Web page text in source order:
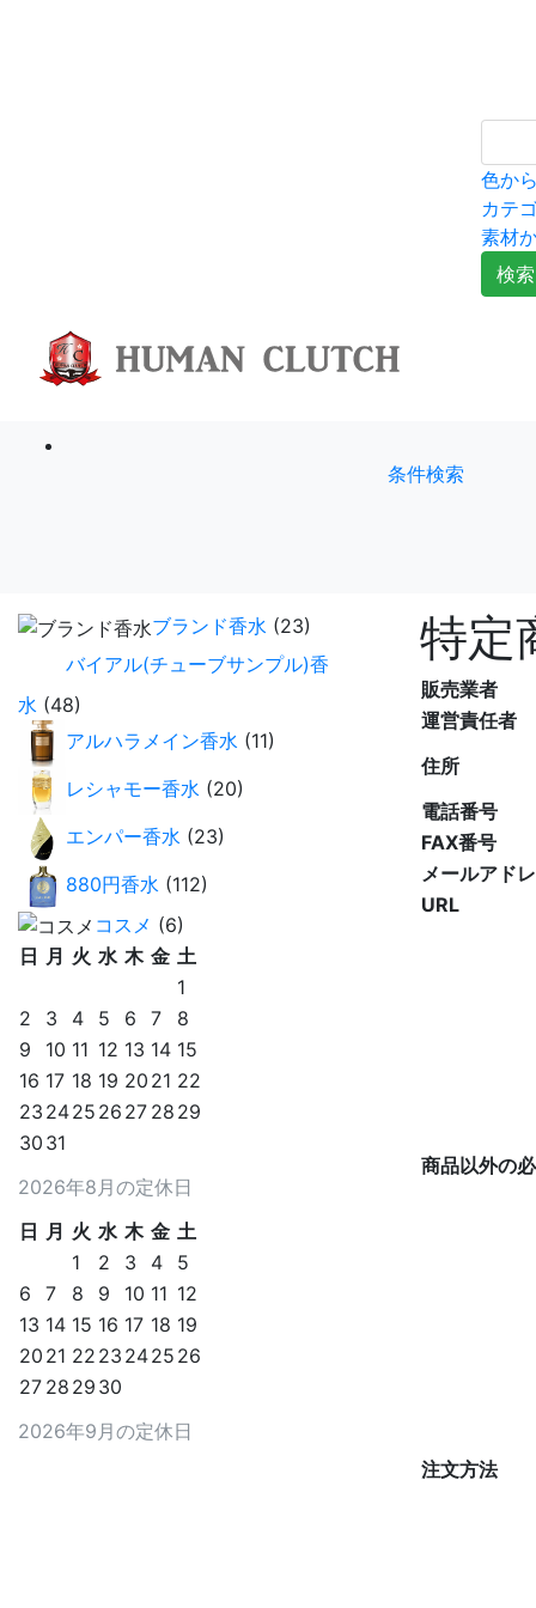
色か
カテ
素材
検索
条件検索
ブランド香水 (23)
バイアル(チューブサンプル)香
水 (48)
アルハラメイン香水 (11)
レシャモー香水 (20)
エンパー香水 (23)
880円香水 (112)
コスメ (6)
2026年8月の定休日
日 月 火 水 木 金 土
1
2
3 4 5 6 7
8
9
10 11 12 13 14 15
16 17 18 19 20 21 22
23 2425 26 27 28 29
30 31
2026年9月の定休日
日 月 火 水 木 金 土
1
2 3 4
5
6
7 8 9 10 11 12
13 14 15 16 17 18 19
20 21 22 23 2425 26
27 28 29 30
特定
販売業者
運営責任者
住所
電話番号
FAX番号
メールアド
URL
商品以外の
注文方法